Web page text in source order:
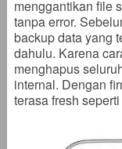
menggantikan file
tanpa error.
backup data yang
dahulu. Karena
menghapus
internal. Dengan
terasa fresh